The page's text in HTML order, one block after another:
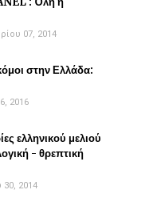
07, 2014
στην Ελλάδα:
2016
ελληνικού μελιού
- θρεπτική
30, 2014